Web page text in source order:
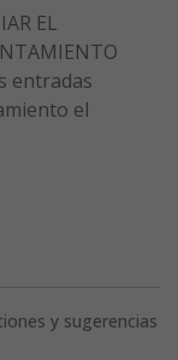
EL
entradas
el
y sugerencias